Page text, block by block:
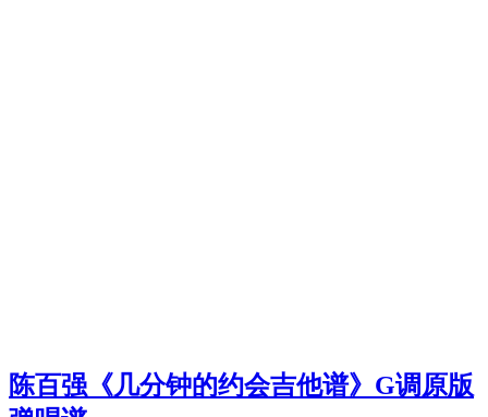
陈百强《几分钟的约会吉他谱》G调原版